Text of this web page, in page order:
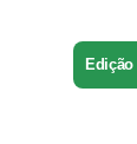
Edição